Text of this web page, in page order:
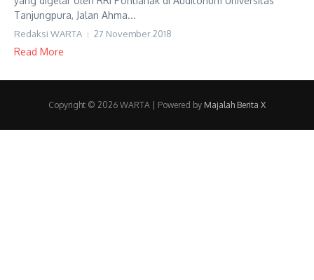
Tanjungpura, Jalan Ahma...
Redaksi WARTA 27 November 2018
Read More
Copyright © 2026 WARTA | Powered by Majalah Berita X